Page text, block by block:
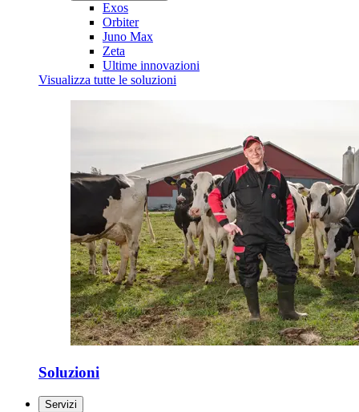
Exos
Orbiter
Juno Max
Zeta
Ultime innovazioni
Visualizza tutte le soluzioni
Soluzioni
Servizi